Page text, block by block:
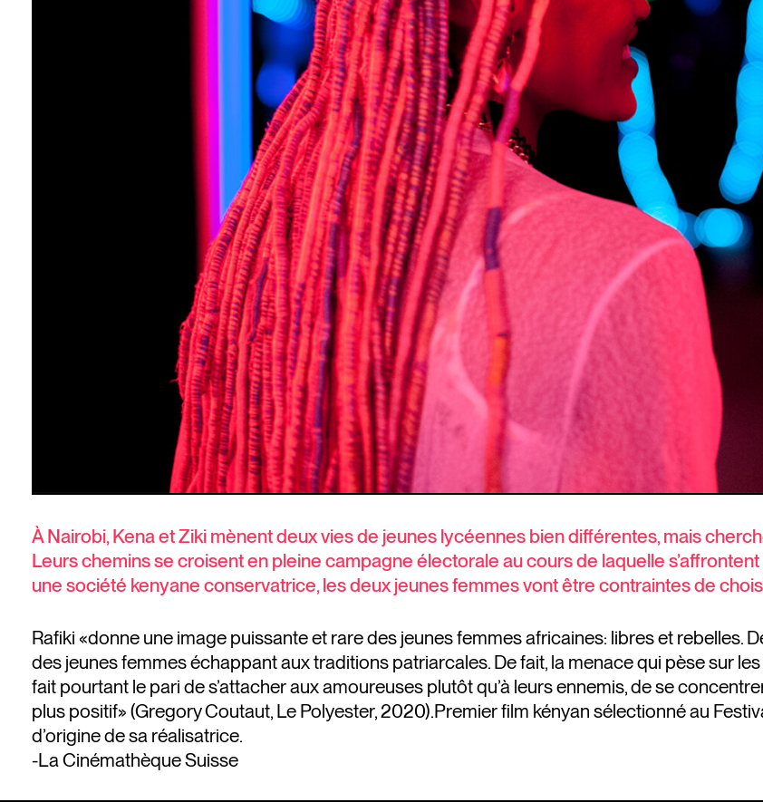
À Nairobi, Kena et Ziki mènent deux vies de jeunes lycéennes bien différentes, mais
Leurs chemins se croisent en pleine campagne électorale au cours de laquelle
une société kenyane conservatrice, les deux jeunes femmes vont être contraintes de
Rafiki «donne une image puissante et rare des jeunes femmes africaines: libres et rebelles.
des jeunes femmes échappant aux traditions patriarcales. De fait, la menace qui pèse sur
fait pourtant le pari de s’attacher aux amoureuses plutôt qu’à leurs ennemis, de se
plus positif» (Gregory Coutaut, Le Polyester, 2020).Premier film kényan sélectionné au
d’origine de sa réalisatrice.
-La Cinémathèque Suisse